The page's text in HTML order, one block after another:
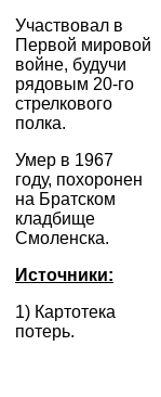
Участвовал в
Первой мировой
войне, будучи
рядовым 20-го
стрелкового
полка.
Умер в 1967
году, похоронен
на Братском
кладбище
Смоленска.
Источники:
1) Картотека
потерь.